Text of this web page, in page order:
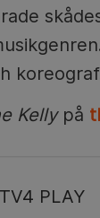
Kellypå
PLAY